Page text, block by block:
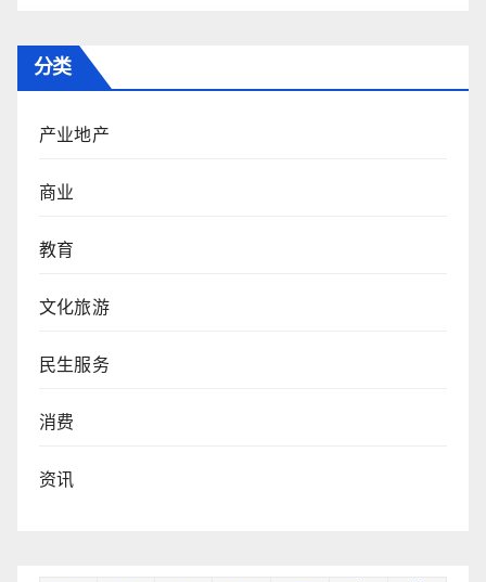
分类
产业地产
商业
教育
文化旅游
民生服务
消费
资讯